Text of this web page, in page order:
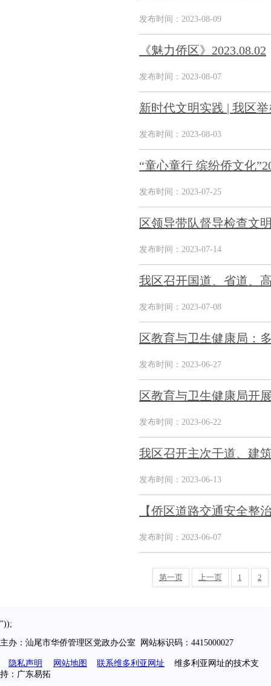
发布时间：2023-08-09
《魅力侨区》2023.08.02
发布时间：2023-08-07
新时代文明实践 | 我区
发布时间：2023-08-03
“童心童行 缤纷侨文化
发布时间：2023-07-25
区领导带队督导检查文
发布时间：2023-07-14
我区召开国道、省道、
发布时间：2023-07-08
区教育与卫生健康局：
发布时间：2023-06-27
区教育与卫生健康局开
发布时间：2023-06-22
我区召开主次干道、建
发布时间：2023-06-13
【侨区道路交通安全整
发布时间：2023-06-07
第一页 上一页 1 2
"));
主办：汕尾市华侨管理区党政办公室 网站标识码：4415000027
隐私声明 网站地图 联系维多利亚网址 维多利亚网址的技术支
持：广东易拓